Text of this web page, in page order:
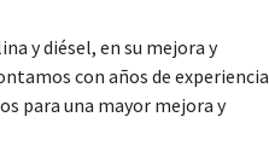
y diésel, en su mejora y
con años de experiencia
para una mayor mejora y